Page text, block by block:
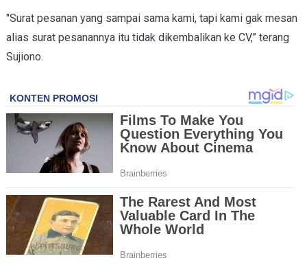
"Surat pesanan yang sampai sama kami, tapi kami gak mesan
alias surat pesanannya itu tidak dikembalikan ke CV,” terang
Sujiono.